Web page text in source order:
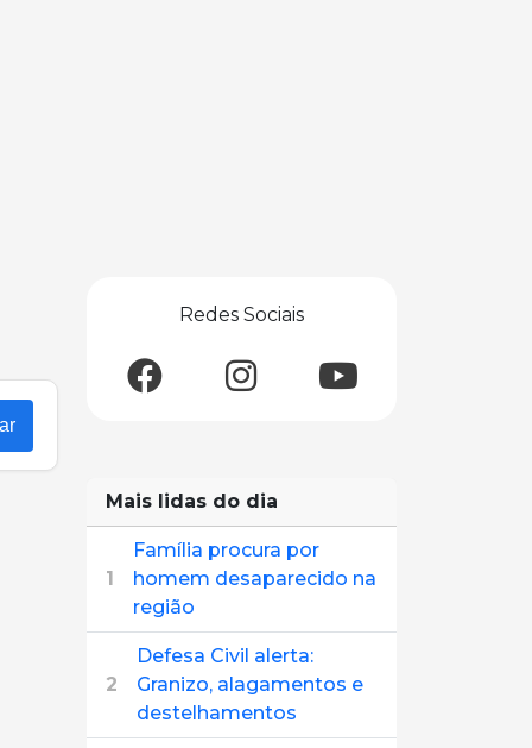
Redes Sociais
Mais lidas do dia
1
Família procura por
homem desaparecido na
região
2
Defesa Civil alerta:
Granizo, alagamentos e
destelhamentos